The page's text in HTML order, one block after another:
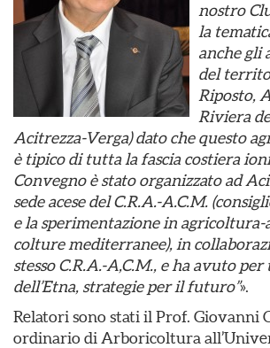
nostro
la
anche gli
del
Riposto,
Riviera
Acitrezza-Verga) dato che questo
è tipico di tutta la fascia costiera
Convegno è stato organizzato ad
sede acese del C.R.A.-A.C.M.
e la sperimentazione in
colture mediterranee), in
stesso C.R.A.-A,C.M., e ha avuto per
dell’Etna, strategie per il futuro”».
Relatori sono stati il Prof. Giovanni
ordinario di Arboricoltura